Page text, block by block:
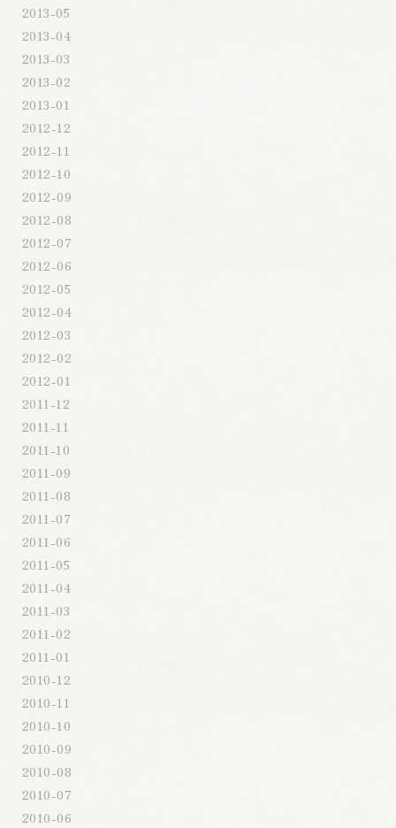
2013-05
2013-04
2013-03
2013-02
2013-01
2012-12
2012-11
2012-10
2012-09
2012-08
2012-07
2012-06
2012-05
2012-04
2012-03
2012-02
2012-01
2011-12
2011-11
2011-10
2011-09
2011-08
2011-07
2011-06
2011-05
2011-04
2011-03
2011-02
2011-01
2010-12
2010-11
2010-10
2010-09
2010-08
2010-07
2010-06